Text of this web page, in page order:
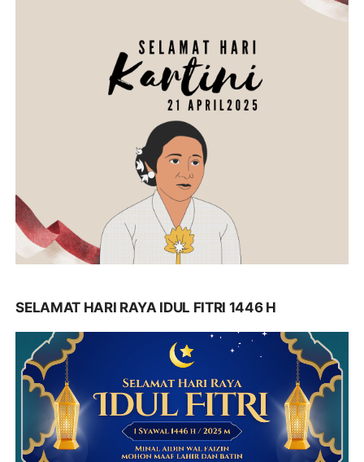
SELAMAT HARI RAYA IDUL FITRI 1446 H